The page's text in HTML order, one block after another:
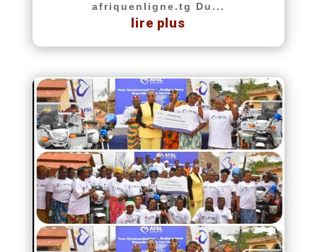
afriquenligne.tg Du...
lire plus